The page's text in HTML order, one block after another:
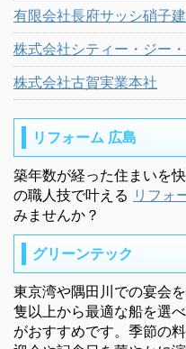
有限会社長府サッシ硝子
株式会社シティー・ジー
株式会社古賀実業本社
リフォーム 広島
築年数が経った住まいを
の職人技で叶える リフォ
みませんか？
グリーンテック
東京湾や隅田川での宴会
隻以上から最適な船を選
がおすすめです。季節の